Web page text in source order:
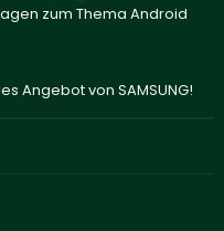
zum Thema Android
Angebot von SAMSUNG!